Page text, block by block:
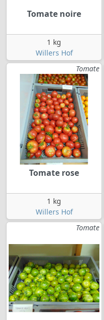
Tomate noire
1 kg
Willers Hof
Tomate
Tomate rose
1 kg
Willers Hof
Tomate